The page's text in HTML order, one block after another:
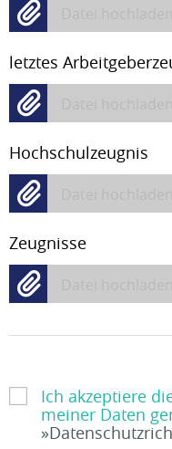
letztes
Hochschulzeugnis
Zeugnisse
Ich akzeptiere
meiner Daten